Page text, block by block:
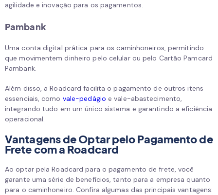
agilidade e inovação para os pagamentos.
Pambank
Uma conta digital prática para os caminhoneiros, permitindo
que movimentem dinheiro pelo celular ou pelo Cartão Pamcard
Pambank.
Além disso, a Roadcard facilita o pagamento de outros itens
essenciais, como vale-pedágio e vale-abastecimento,
integrando tudo em um único sistema e garantindo a eficiência
operacional.
Vantagens de Optar pelo Pagamento de
Frete com a Roadcard
Ao optar pela Roadcard para o pagamento de frete, você
garante uma série de benefícios, tanto para a empresa quanto
para o caminhoneiro. Confira algumas das principais vantagens: